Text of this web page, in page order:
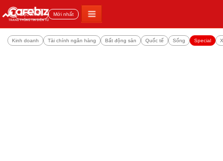
Đọc nhiều Mới nhất
Kinh doanh Tài chính ngân hàng Bất động sản Quốc tế Sống Special